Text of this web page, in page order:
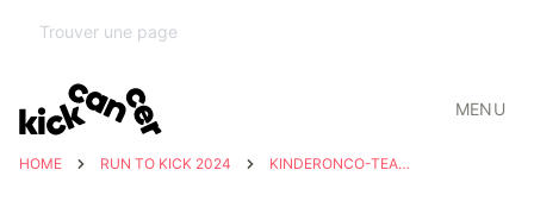
MENU
HOME RUN TO KICK 2024 KINDERONCO-TEAM UZ LEUVEN